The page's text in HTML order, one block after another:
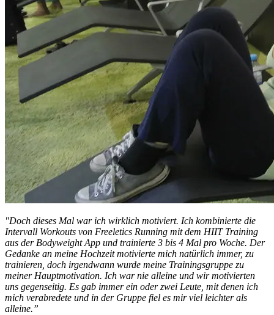
"Doch dieses Mal war ich wirklich motiviert. Ich kombinierte die
Intervall Workouts von Freeletics Running mit dem HIIT Training
aus der Bodyweight App und trainierte 3 bis 4 Mal pro Woche. Der
Gedanke an meine Hochzeit motivierte mich natürlich immer, zu
trainieren, doch irgendwann wurde meine Trainingsgruppe zu
meiner Hauptmotivation. Ich war nie alleine und wir motivierten
uns gegenseitig. Es gab immer ein oder zwei Leute, mit denen ich
mich verabredete und in der Gruppe fiel es mir viel leichter als
alleine.”